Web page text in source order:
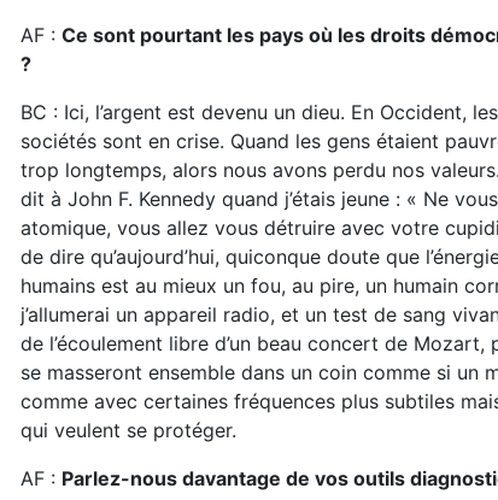
AF : Ce sont pourtant les pays où les droits
?
BC : Ici, l’argent est devenu un dieu. En Occident,
sociétés sont en crise. Quand les gens étaient
trop longtemps, alors nous avons perdu nos
dit à John F. Kennedy quand j’étais jeune : « Ne
atomique, vous allez vous détruire avec votre
de dire qu’aujourd’hui, quiconque doute que
humains est au mieux un fou, au pire, un humain
j’allumerai un appareil radio, et un test de sang
de l’écoulement libre d’un beau concert de
se masseront ensemble dans un coin comme si
comme avec certaines fréquences plus subtiles
qui veulent se protéger.
AF : Parlez-nous davantage de vos outils